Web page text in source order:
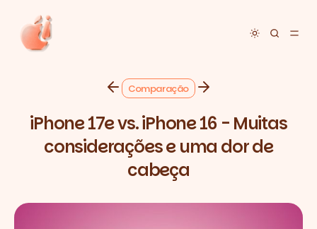
Toggle
Comparação
iPhone 17e vs. iPhone 16 - Muitas
considerações e uma dor de
cabeça